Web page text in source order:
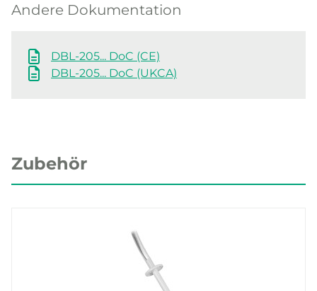
Andere Dokumentation
DBL-205... DoC (CE)
DBL-205... DoC (UKCA)
Zubehör